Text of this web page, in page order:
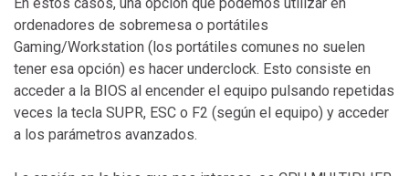
ordenadores de sobremesa o portátiles
Gaming/Workstation (los portátiles comunes no suelen
tener esa opción) es hacer underclock. Esto consiste en
acceder a la BIOS al encender el equipo pulsando repetidas
veces la tecla SUPR, ESC o F2 (según el equipo) y acceder
a los parámetros avanzados.